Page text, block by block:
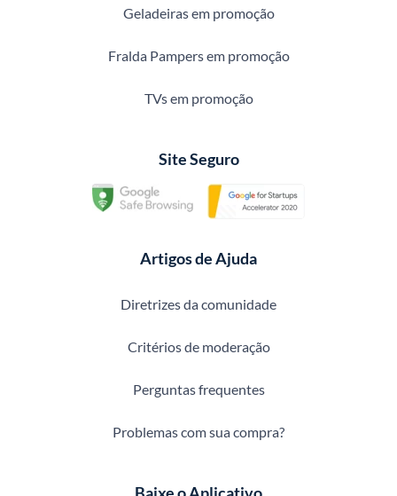
Geladeiras em promoção
Fralda Pampers em promoção
TVs em promoção
Site Seguro
Artigos de Ajuda
Diretrizes da comunidade
Critérios de moderação
Perguntas frequentes
Problemas com sua compra?